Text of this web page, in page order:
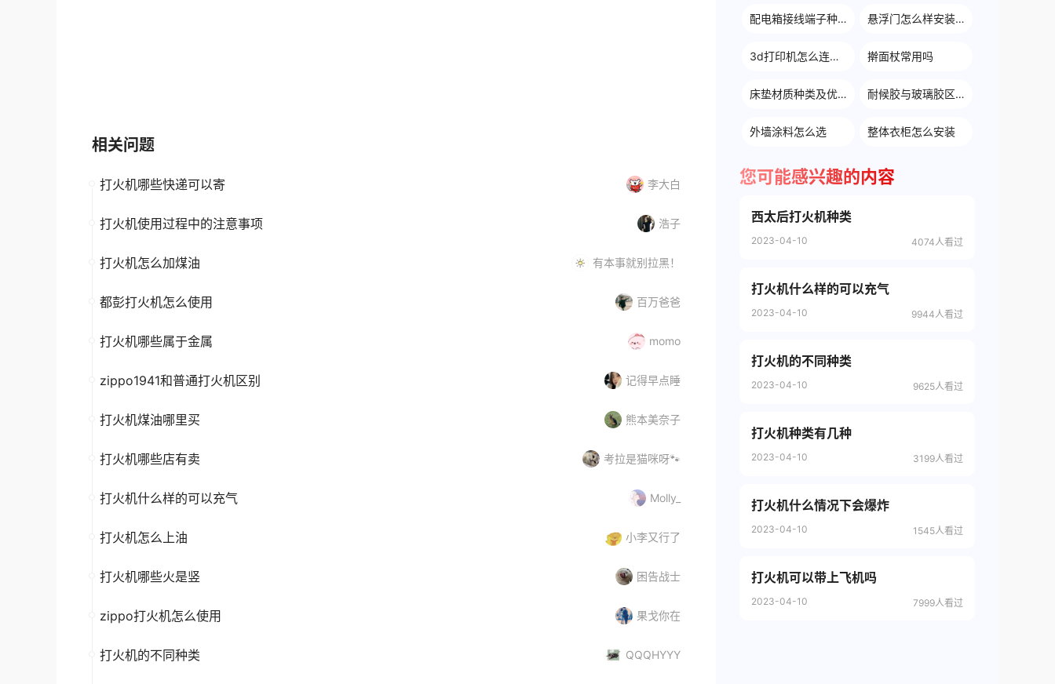
相关问题
李大白
打火机哪些快递可以寄
浩子
打火机使用过程中的注意事项
有本事就别拉黑！
打火机怎么加煤油
百万爸爸
都彭打火机怎么使用
momo
打火机哪些属于金属
记得早点睡
zippo1941和普通打火机区别
熊本美奈子
打火机煤油哪里买
考拉是猫咪呀🐾
打火机哪些店有卖
Molly_
打火机什么样的可以充气
小李又行了
打火机怎么上油
困告战士
打火机哪些火是竖
果戈你在
zippo打火机怎么使用
QQQHYYY
打火机的不同种类
配电箱接线端子种类 悬浮门怎么样安装的
3d打印机怎么连接电脑 擀面杖常用吗
床垫材质种类及优缺点 耐候胶与玻璃胶区别
外墙涂料怎么选 整体衣柜怎么安装
您可能感兴趣的内容
西太后打火机种类
2023-04-10 4074人看过
打火机什么样的可以充气
2023-04-10 9944人看过
打火机的不同种类
2023-04-10 9625人看过
打火机种类有几种
2023-04-10 3199人看过
打火机什么情况下会爆炸
2023-04-10 1545人看过
打火机可以带上飞机吗
2023-04-10 7999人看过